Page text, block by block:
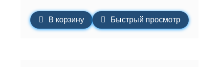
В корзину Быстрый просмотр